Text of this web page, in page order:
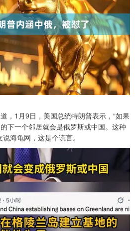
1月9日，美国总统特朗普表示，“如果
下一个邻居就会是俄罗斯或中国。这种
海龟网，这是个谎言。